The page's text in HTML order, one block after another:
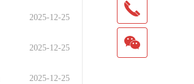
2025-12-25
2025-12-25
2025-12-25